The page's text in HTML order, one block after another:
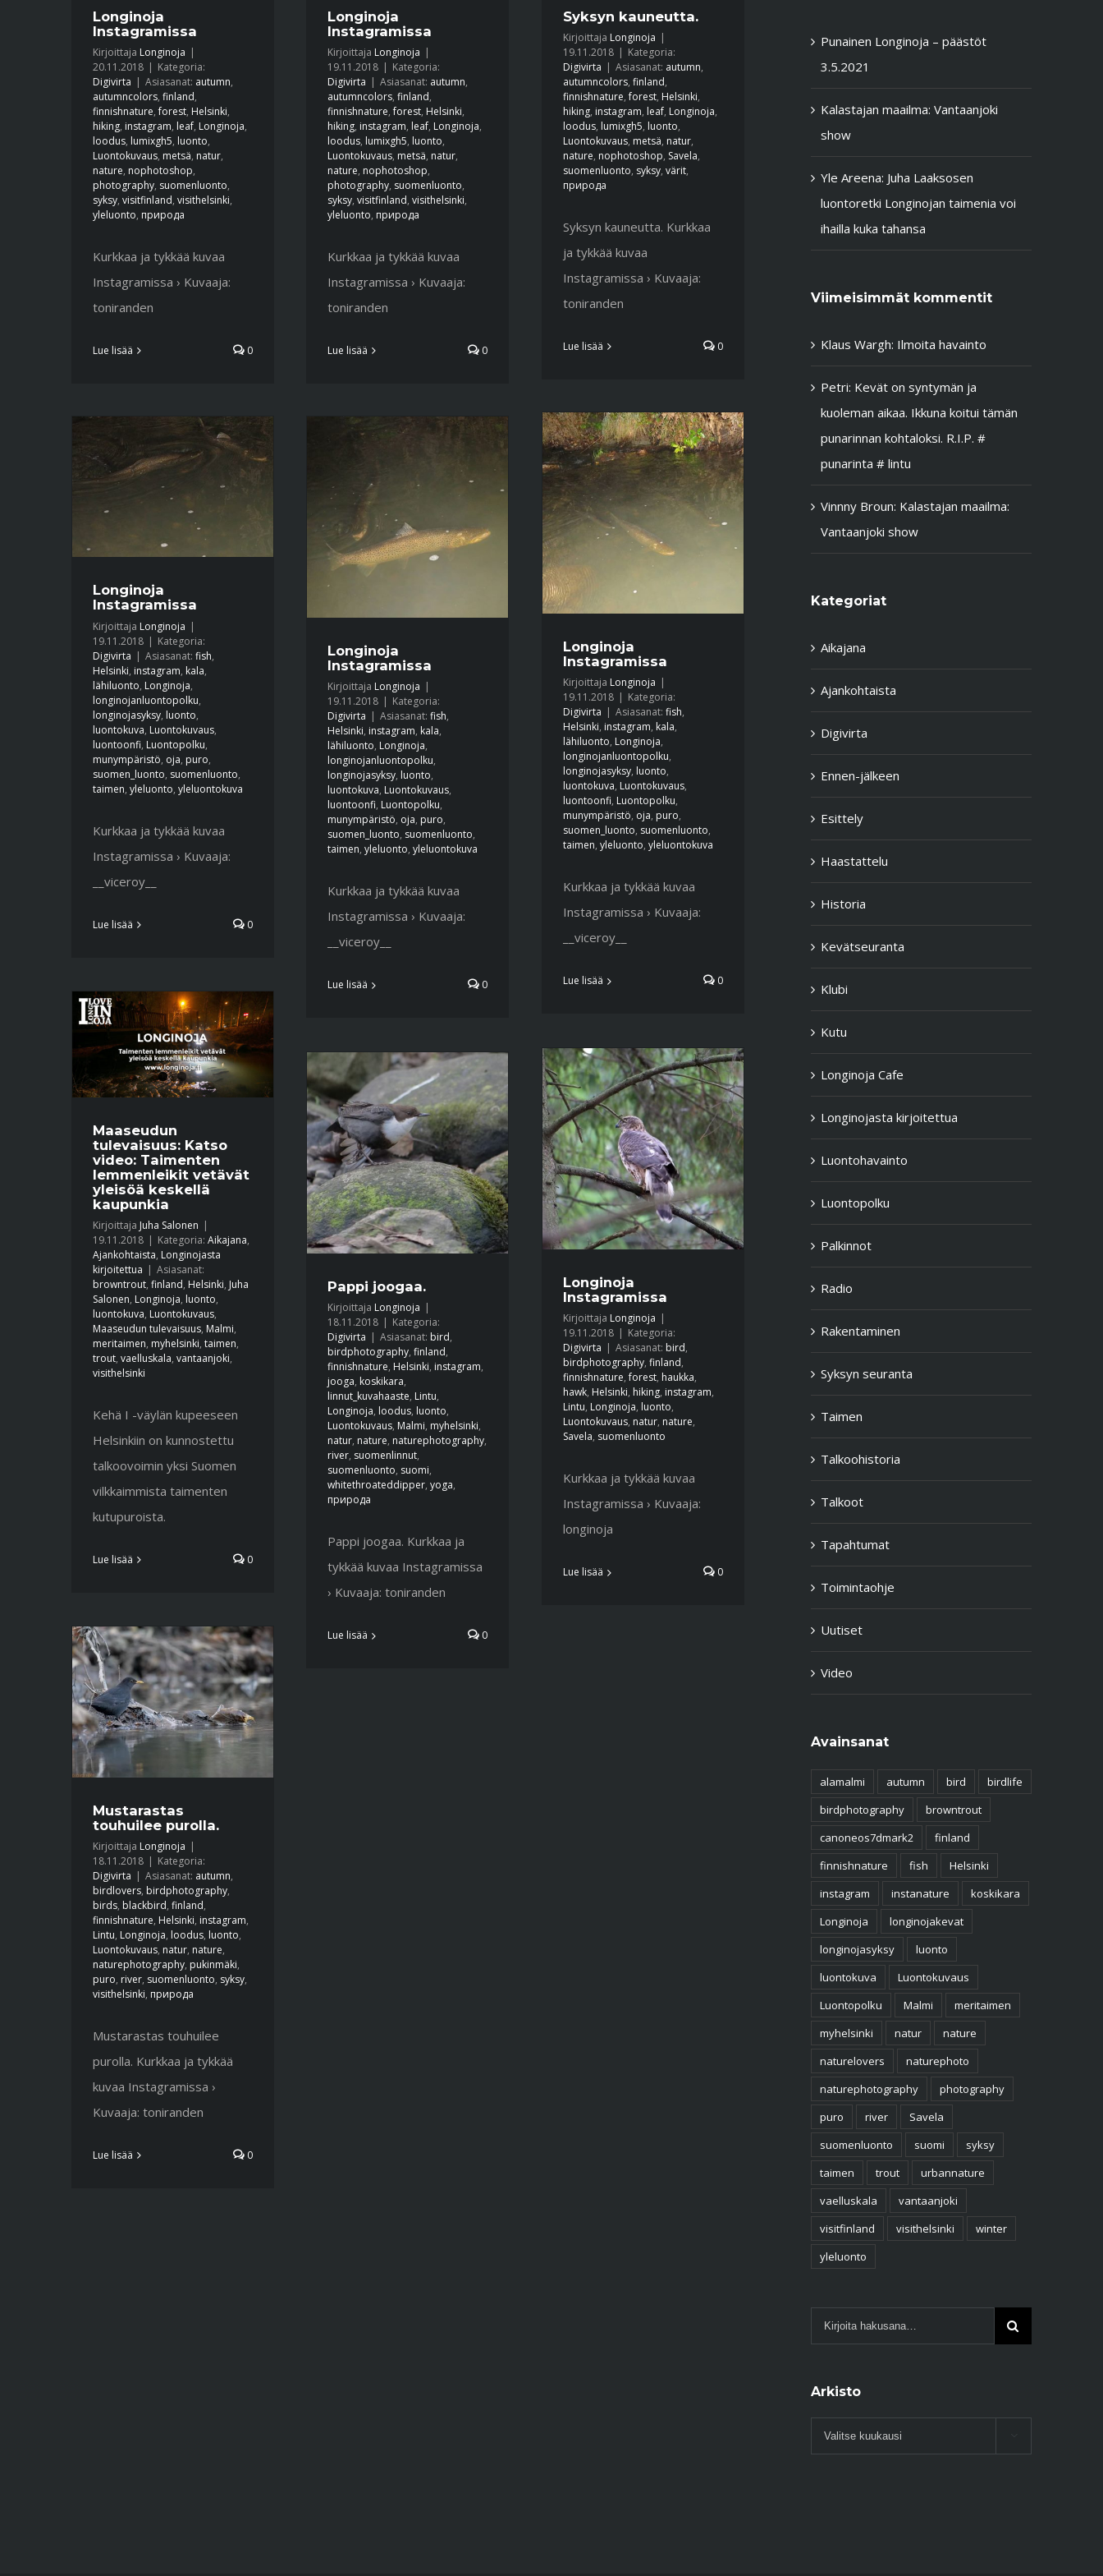
Longinoja
Instagramissa
Kirjoittaja Longinoja |
20.11.2018 | Kategoria:
Digivirta | Asiasanat: autumn,
autumncolors, finland,
finnishnature,forest, Helsinki,
hiking, instagram, leaf, Longinoja,
loodus, lumixgh5, luonto,
Luontokuvaus, metsä, natur,
nature, nophotoshop,
photography, suomenluonto,
syksy, visitfinland, visithelsinki,
yleluonto, природа
Kurkkaa ja tykkää kuvaa
Instagramissa › Kuvaaja:
toniranden
Lue lisää 0
Longinoja
Instagramissa
Kirjoittaja Longinoja |
19.11.2018 | Kategoria:
Digivirta | Asiasanat: autumn,
autumncolors, finland,
finnishnature,forest, Helsinki,
hiking, instagram, leaf, Longinoja,
loodus, lumixgh5, luonto,
Luontokuvaus, metsä, natur,
nature, nophotoshop,
photography, suomenluonto,
syksy, visitfinland, visithelsinki,
yleluonto, природа
Kurkkaa ja tykkää kuvaa
Instagramissa › Kuvaaja:
toniranden
Lue lisää 0
Syksyn kauneutta.
Kirjoittaja Longinoja |
19.11.2018 | Kategoria:
Digivirta | Asiasanat: autumn,
autumncolors, finland,
finnishnature,forest, Helsinki,
hiking, instagram, leaf, Longinoja,
loodus, lumixgh5, luonto,
Luontokuvaus, metsä, natur,
nature, nophotoshop, Savela,
suomenluonto, syksy, värit,
природа
Syksyn kauneutta. Kurkkaa
ja tykkää kuvaa
Instagramissa › Kuvaaja:
toniranden
Lue lisää 0
Longinoja
Instagramissa
Kirjoittaja Longinoja |
19.11.2018 | Kategoria:
Digivirta | Asiasanat: fish,
Helsinki, instagram, kala,
lähiluonto, Longinoja,
longinojanluontopolku,
longinojasyksy, luonto,
luontokuva, Luontokuvaus,
luontoonfi, Luontopolku,
munympäristö, oja, puro,
suomen_luonto, suomenluonto,
taimen, yleluonto, yleluontokuva
Kurkkaa ja tykkää kuvaa
Instagramissa › Kuvaaja:
__viceroy__
Lue lisää 0
Longinoja
Instagramissa
Kirjoittaja Longinoja |
19.11.2018 | Kategoria:
Digivirta | Asiasanat: fish,
Helsinki, instagram, kala,
lähiluonto, Longinoja,
longinojanluontopolku,
longinojasyksy, luonto,
luontokuva, Luontokuvaus,
luontoonfi, Luontopolku,
munympäristö, oja, puro,
suomen_luonto, suomenluonto,
taimen, yleluonto, yleluontokuva
Kurkkaa ja tykkää kuvaa
Instagramissa › Kuvaaja:
__viceroy__
Lue lisää 0
Longinoja
Instagramissa
Kirjoittaja Longinoja |
19.11.2018 | Kategoria:
Digivirta | Asiasanat: fish,
Helsinki, instagram, kala,
lähiluonto, Longinoja,
longinojanluontopolku,
longinojasyksy, luonto,
luontokuva, Luontokuvaus,
luontoonfi, Luontopolku,
munympäristö, oja, puro,
suomen_luonto, suomenluonto,
taimen, yleluonto, yleluontokuva
Kurkkaa ja tykkää kuvaa
Instagramissa › Kuvaaja:
__viceroy__
Lue lisää 0
Maaseudun
tulevaisuus: Katso
video: Taimenten
lemmenleikit vetävät
yleisöä keskellä
kaupunkia
Kirjoittaja Juha Salonen |
19.11.2018 | Kategoria: Aikajana,
Ajankohtaista, Longinojasta
kirjoitettua | Asiasanat:
browntrout, finland, Helsinki, Juha
Salonen, Longinoja, luonto,
luontokuva, Luontokuvaus,
Maaseudun tulevaisuus, Malmi,
meritaimen, myhelsinki, taimen,
trout, vaelluskala, vantaanjoki,
visithelsinki
Kehä I -väylän kupeeseen
Helsinkiin on kunnostettu
talkoovoimin yksi Suomen
vilkkaimmista taimenten
kutupuroista.
Lue lisää 0
Longinoja
Instagramissa
Kirjoittaja Longinoja |
19.11.2018 | Kategoria:
Digivirta | Asiasanat: bird,
birdphotography, finland,
finnishnature,forest, haukka,
hawk, Helsinki, hiking, instagram,
Lintu, Longinoja, luonto,
Luontokuvaus, natur, nature,
Savela, suomenluonto
Kurkkaa ja tykkää kuvaa
Instagramissa › Kuvaaja:
longinoja
Lue lisää 0
Pappi joogaa.
Kirjoittaja Longinoja |
18.11.2018 | Kategoria:
Digivirta | Asiasanat: bird,
birdphotography, finland,
finnishnature, Helsinki, instagram,
jooga, koskikara,
linnut_kuvahaaste, Lintu,
Longinoja, loodus, luonto,
Luontokuvaus, Malmi, myhelsinki,
natur, nature, naturephotography,
river, suomenlinnut,
suomenluonto, suomi,
whitethroateddipper, yoga,
природа
Pappi joogaa. Kurkkaa ja
tykkää kuvaa Instagramissa
› Kuvaaja: toniranden
Lue lisää 0
Mustarastas
touhuilee purolla.
Kirjoittaja Longinoja |
18.11.2018 | Kategoria:
Digivirta | Asiasanat: autumn,
birdlovers, birdphotography,
birds, blackbird, finland,
finnishnature, Helsinki, instagram,
Lintu, Longinoja, loodus, luonto,
Luontokuvaus, natur, nature,
naturephotography, pukinmäki,
puro, river, suomenluonto, syksy,
visithelsinki, природа
Mustarastas touhuilee
purolla. Kurkkaa ja tykkää
kuvaa Instagramissa ›
Kuvaaja: toniranden
Lue lisää 0
Punainen Longinoja – päästöt
3.5.2021
Kalastajan maailma: Vantaanjoki
show
Yle Areena: Juha Laaksosen
luontoretki Longinojan taimenia voi
ihailla kuka tahansa
Viimeisimmät kommentit
Klaus Wargh: Ilmoita havainto
Petri: Kevät on syntymän ja
kuoleman aikaa. Ikkuna koitui tämän
punarinnan kohtaloksi. R.I.P. #
punarinta # lintu
Vinnny Broun: Kalastajan maailma:
Vantaanjoki show
Kategoriat
Aikajana
Ajankohtaista
Digivirta
Ennen-jälkeen
Esittely
Haastattelu
Historia
Kevätseuranta
Klubi
Kutu
Longinoja Cafe
Longinojasta kirjoitettua
Luontohavainto
Luontopolku
Palkinnot
Radio
Rakentaminen
Syksyn seuranta
Taimen
Talkoohistoria
Talkoot
Tapahtumat
Toimintaohje
Uutiset
Video
Avainsanat
alamalmi autumn bird
birdlife
birdphotography
browntrout
canoneos7dmark2
finland
finnishnature
fish
Helsinki
instagram
instanature
koskikara
Longinoja
longinojakevat
longinojasyksy
luonto
luontokuva
Luontokuvaus
Luontopolku
Malmi
meritaimen
myhelsinki
natur
nature
naturelovers
naturephoto
naturephotography
photography
puro
river
Savela
suomenluonto
suomi
syksy
taimen
trout
urbannature
vaelluskala
vantaanjoki
visitfinland
visithelsinki
winter
yleluonto
Arkisto
Arkisto